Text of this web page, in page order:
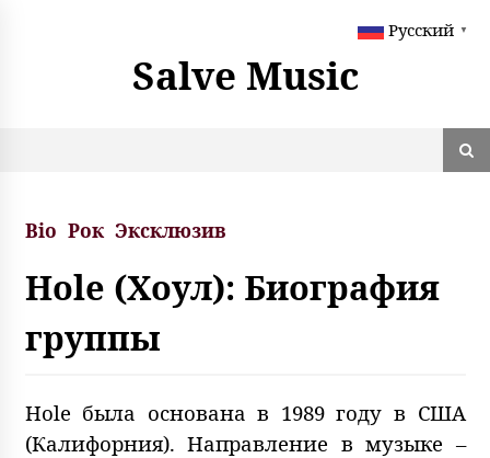
Salve Music
Bio Рок Эксклюзив
Hole (Хоул): Биография
группы
Hole была основана в 1989 году в США
(Калифорния). Направление в музыке –
Русский ▼